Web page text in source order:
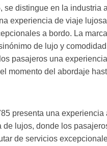
se distingue en la industria
experiencia de viaje
a bordo. La marca
de lujo y
pasajeros una experiencia
momento del abordaje
presenta una experiencia
de lujos, donde los
de servicios